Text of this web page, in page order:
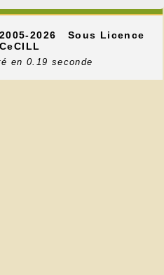
2026
Sous Licence
en 0.19 seconde